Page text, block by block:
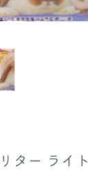
ター ライト